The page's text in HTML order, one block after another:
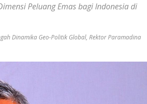
Peluang Emas bagi Indonesia di
Dinamika Geo-Politik Global, Rektor Paramadina